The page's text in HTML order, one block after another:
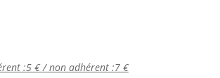
:5 €/ non adhérent :7 €